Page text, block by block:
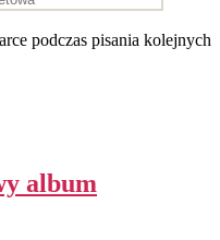
podczas pisania kolejnych
album